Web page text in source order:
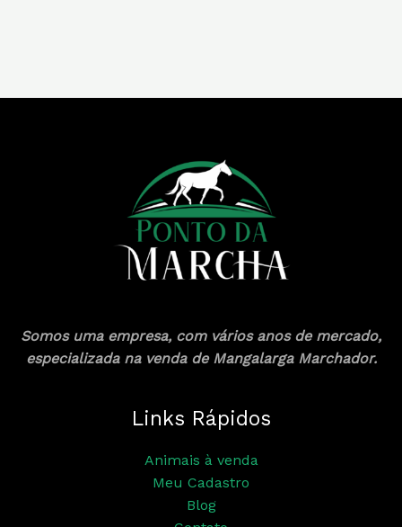
Somos uma empresa, com vários anos de mercado,
especializada na venda de Mangalarga Marchador.
Links Rápidos
Animais à venda
Meu Cadastro
Blog